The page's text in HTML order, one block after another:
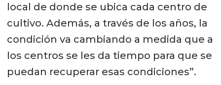
local de donde se ubica cada centro de
cultivo. Además, a través de los años, la
condición va cambiando a medida que a
los centros se les da tiempo para que se
puedan recuperar esas condiciones”.